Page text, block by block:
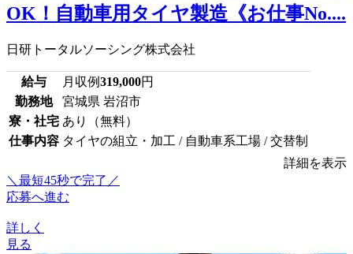
OK！自動車用タイヤ製造《お仕事No....
日研トータルソーシング株式会社
給与 月収例319,000円
勤務地
宮城県 岩沼市
寮・社宅 あり（無料）
仕事内容 タイヤの組立・加工 / 自動車系工場 / 交替制
詳細を表示
＼最短45秒で完了／
応募へ進む
詳しく
見る